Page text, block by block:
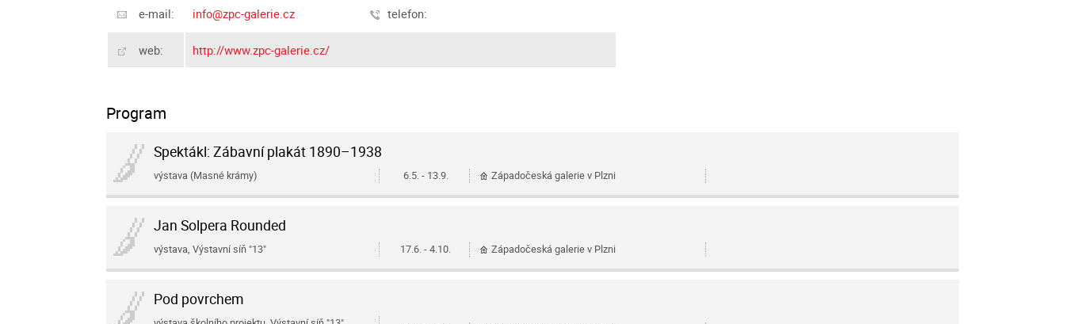
e-mail: info@zpc-galerie.cz telefon:
web: http://www.zpc-galerie.cz/
Program
Spektákl: Zábavní plakát 1890–1938
výstava (Masné krámy) 6.5. - 13.9. Západočeská galerie v Plzni
Jan Solpera Rounded
výstava, Výstavní síň "13" 17.6. - 4.10. Západočeská galerie v Plzni
Pod povrchem